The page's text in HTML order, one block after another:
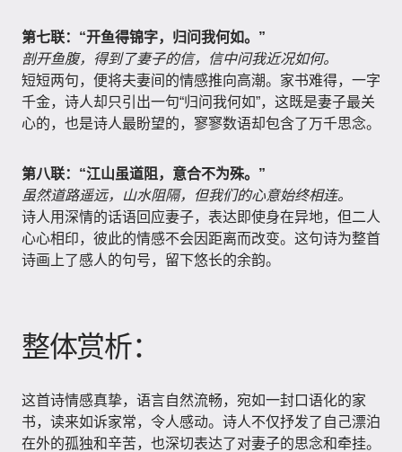
第七联：“开鱼得锦字，归问我何如。”
剖开鱼腹，得到了妻子的信，信中问我近况如何。
短短两句，便将夫妻间的情感推向高潮。家书难得，一字
千金，诗人却只引出一句“归问我何如”，这既是妻子最关
心的，也是诗人最盼望的，寥寥数语却包含了万千思念。
第八联：“江山虽道阻，意合不为殊。”
虽然道路遥远，山水阻隔，但我们的心意始终相连。
诗人用深情的话语回应妻子，表达即使身在异地，但二人
心心相印，彼此的情感不会因距离而改变。这句诗为整首
诗画上了感人的句号，留下悠长的余韵。
整体赏析：
这首诗情感真挚，语言自然流畅，宛如一封口语化的家
书，读来如诉家常，令人感动。诗人不仅抒发了自己漂泊
在外的孤独和辛苦，也深切表达了对妻子的思念和牵挂。